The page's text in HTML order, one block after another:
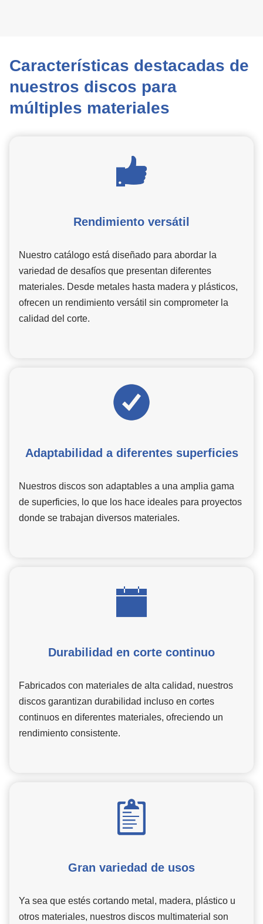
Características destacadas de
nuestros discos para
múltiples materiales
Rendimiento versátil
Nuestro catálogo está diseñado para abordar la
variedad de desafíos que presentan diferentes
materiales. Desde metales hasta madera y plásticos,
ofrecen un rendimiento versátil sin comprometer la
calidad del corte.
Adaptabilidad a diferentes superficies
Nuestros discos son adaptables a una amplia gama
de superficies, lo que los hace ideales para proyectos
donde se trabajan diversos materiales.
Durabilidad en corte continuo
Fabricados con materiales de alta calidad, nuestros
discos garantizan durabilidad incluso en cortes
continuos en diferentes materiales, ofreciendo un
rendimiento consistente.
Gran variedad de usos
Ya sea que estés cortando metal, madera, plástico u
otros materiales, nuestros discos multimaterial son